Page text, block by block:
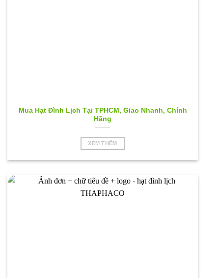
Mua Hạt Đình Lịch Tại TPHCM, Giao Nhanh, Chính
Hãng
XEM THÊM